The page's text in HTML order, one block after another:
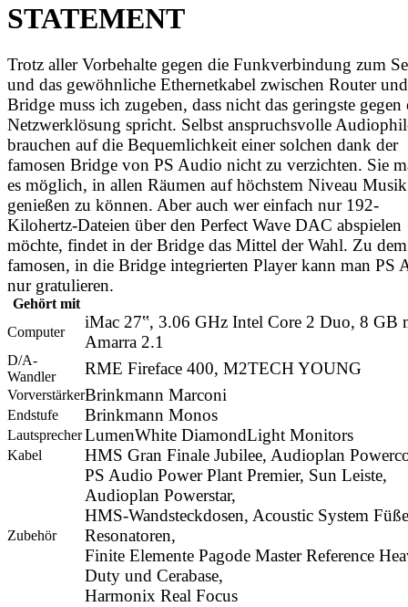
STATEMENT
Trotz aller Vorbehalte gegen die Funkverbindung zum
und das gewöhnliche Ethernetkabel zwischen Router und
Bridge muss ich zugeben, dass nicht das geringste gegen
Netzwerklösung spricht. Selbst anspruchsvolle
brauchen auf die Bequemlichkeit einer solchen dank der
famosen Bridge von PS Audio nicht zu verzichten. Sie
es möglich, in allen Räumen auf höchstem Niveau Musik
genießen zu können. Aber auch wer einfach nur 192-
Kilohertz-Dateien über den Perfect Wave DAC abspielen
möchte, findet in der Bridge das Mittel der Wahl. Zu dem
famosen, in die Bridge integrierten Player kann man PS
nur gratulieren.
Gehört mit
Computer
iMac 27‟, 3.06 GHz Intel Core 2 Duo, 8 GB
Amarra 2.1
D/A-
Wandler
RME Fireface 400, M2TECH YOUNG
VorverstärkerBrinkmann Marconi
Endstufe Brinkmann Monos
LautsprecherLumenWhite DiamondLight Monitors
Kabel HMS Gran Finale Jubilee, Audioplan
Zubehör
PS Audio Power Plant Premier, Sun Leiste,
Audioplan Powerstar,
HMS-Wandsteckdosen, Acoustic System
Resonatoren,
Finite Elemente Pagode Master Reference
Duty und Cerabase,
Harmonix Real Focus